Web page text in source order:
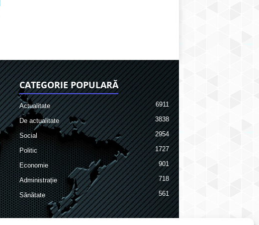
CATEGORIE POPULARĂ
Actualitate 6911
De actualitate 3838
Social 2954
Politic 1727
Economie 901
Administrație 718
Sănătate 561